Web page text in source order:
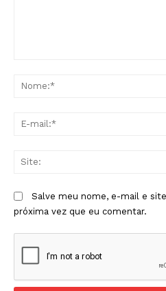
Salve meu nome, e-mail e
próxima vez que eu comentar.